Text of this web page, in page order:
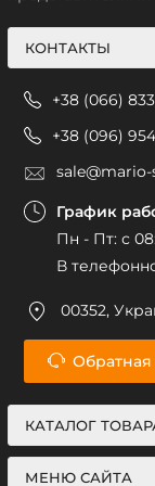
КОНТАКТЫ
+38 (066)
+38 (096)
График
Пн - Пт: с
В
00352,
Обратная
КАТАЛОГ
МЕНЮ САЙТА